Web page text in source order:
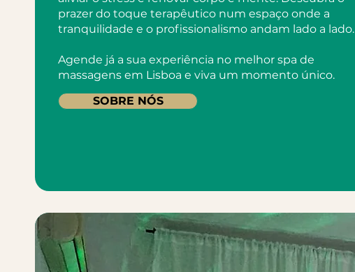
prazer do toque terapêutico num espaço onde a
tranquilidade e o profissionalismo andam lado a lado.
Agende já a sua experiência no melhor spa de
massagens em Lisboa e viva um momento único.
SOBRE NÓS